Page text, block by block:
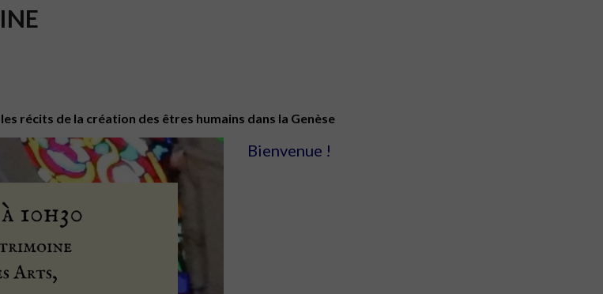
récits de la création des êtres humains dans la Genèse
Bienvenue !